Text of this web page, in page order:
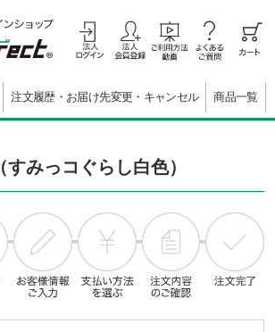
注文履歴・お届け先変更・キャンセル 商品一覧
みっコぐらし白色）